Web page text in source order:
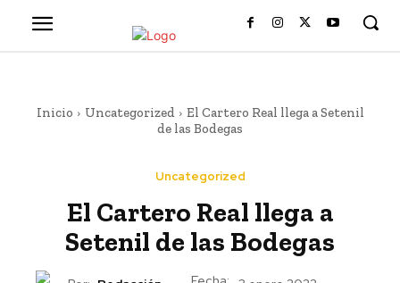
Inicio Uncategorized
El Cartero Real llega a Setenil
de las Bodegas
Uncategorized
El Cartero Real llega a
Setenil de las Bodegas